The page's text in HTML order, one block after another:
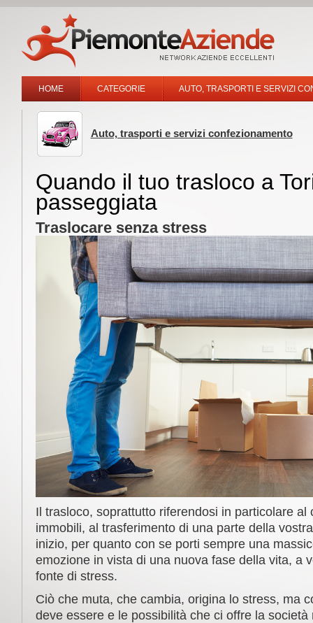
HOME CATEGORIE AUTO, TRASPORTI E SERVIZI
Auto, trasporti e servizi confezionamento
Quando il tuo trasloco a
passeggiata
Traslocare senza stress
Il trasloco, soprattutto riferendosi in particolare al
immobili, al trasferimento di una parte della
inizio, per quanto con se porti sempre una
emozione in vista di una nuova fase della vita, a
fonte di stress.
Ciò che muta, che cambia, origina lo stress, ma
deve essere e le possibilità che ci offre la società